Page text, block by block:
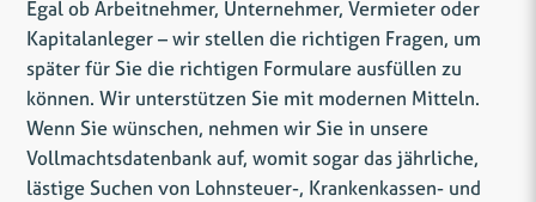
Egal ob Arbeitnehmer, Unternehmer, Vermieter oder
Kapitalanleger – wir stellen die richtigen Fragen, um
später für Sie die richtigen Formulare ausfüllen zu
können. Wir unterstützen Sie mit modernen Mitteln.
Wenn Sie wünschen, nehmen wir Sie in unsere
Vollmachtsdatenbank auf, womit sogar das jährliche,
lästige Suchen von Lohnsteuer-, Krankenkassen- und